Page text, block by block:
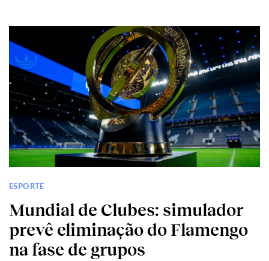
ESPORTE
Mundial de Clubes: simulador
prevê eliminação do Flamengo
na fase de grupos